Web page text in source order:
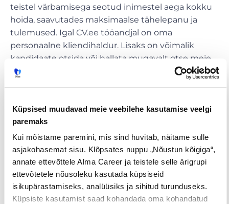
Küpsised muudavad meie veebilehe kasutamise veelgi
paremaks
Kui mõistame paremini, mis sind huvitab, näitame sulle
asjakohasemat sisu. Klõpsates nuppu „Nõustun kõigiga“,
annate ettevõttele Alma Career ja teistele selle ärigrupi
ettevõtetele nõusoleku kasutada küpsiseid
isikupärastamiseks, analüüsiks ja sihitud turunduseks.
Küpsiste kasutamist saad kohandada oma kohandatud
teistel värbamisega seotud inimestel aega kokku
hoida, saavutades maksimaalse tähelepanu ja
tulemused. Igal CV.ee tööandjal on oma
personaalne kliendihaldur. Lisaks on võimalik
kandidaate otsida või hallata mugavalt otse meie
süsteemis.
Tööpakkumised € Avaliku
palgaga töö
Kaugtöö ja
kodukontor
Palk alates
2500€
Lisateenimise
võimalus
Töö
noortele